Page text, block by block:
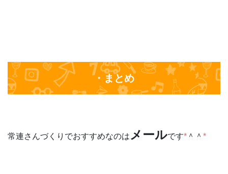
・まとめ
常連さんづくりでおすすめなのは メールです* ＾＾ *